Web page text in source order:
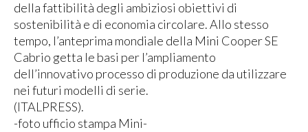
della fattibilità degli ambiziosi obiettivi di
sostenibilità e di economia circolare. Allo stesso
tempo, l’anteprima mondiale della Mini Cooper SE
Cabrio getta le basi per l’ampliamento
dell’innovativo processo di produzione da utilizzare
nei futuri modelli di serie.
(ITALPRESS).
-foto ufficio stampa Mini-